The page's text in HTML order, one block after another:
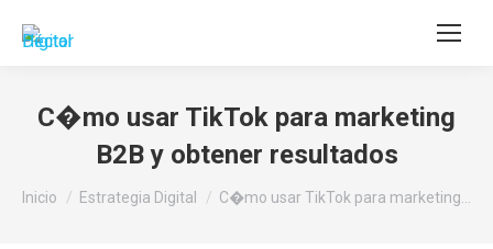
Buscar:
C�mo usar TikTok para marketing
B2B y obtener resultados
Estás aquí:
Inicio Estrategia Digital C�mo usar TikTok para marketing…